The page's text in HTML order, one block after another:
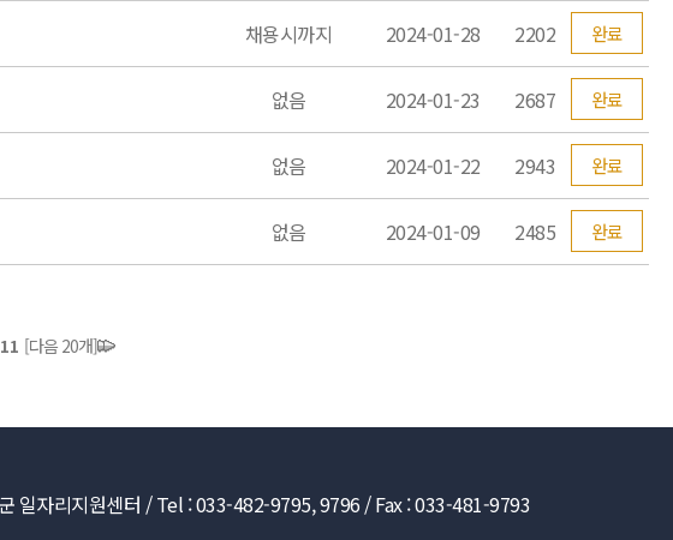
채용시까지 2024-01-28 2202 완료
없음 2024-01-23 2687 완료
없음 2024-01-22 2943 완료
없음 2024-01-09 2485 완료
11 [다음 20개]
일자리지원센터 / Tel : 033-482-9795, 9796 / Fax : 033-481-9793